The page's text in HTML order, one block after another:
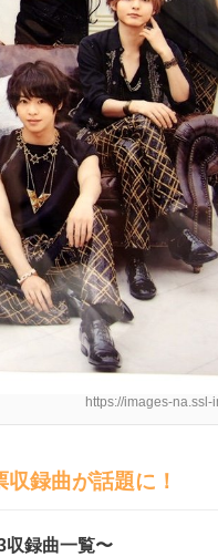
https://images-
録曲が話題に！
収録曲一覧〜